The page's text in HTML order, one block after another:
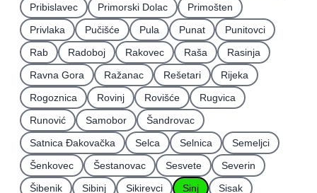
Pribislavec
Primorski Dolac
Primošten
Privlaka
Pučišće Pula Punat
Punitovci
Rab
Radoboj Rakovec Raša
Rasinja
Ravna Gora
Ražanac Rešetari
Rijeka
Rogoznica
Rovinj Rovišće
Rugvica
Runović
Samobor
Šandrovac
Satnica Ðakovačka
Selca Selnica
Semeljci
Šenkovec
Šestanovac Sesvete
Severin
Šibenik
Sibinj Sikirevci Sinj
Sisak